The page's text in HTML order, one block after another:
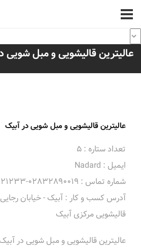
عالیترین قالیشویی و مبل شویی
عالیترین قالیشویی و مبل شویی در آبیک
تعداد ستاره : 5
ایمیل : Nadard
شماره تماس : 02832890019-02832821233
قالیشویی مرکزی آبیک
عالیترین قالیشویی و مبل شویی در آبیک